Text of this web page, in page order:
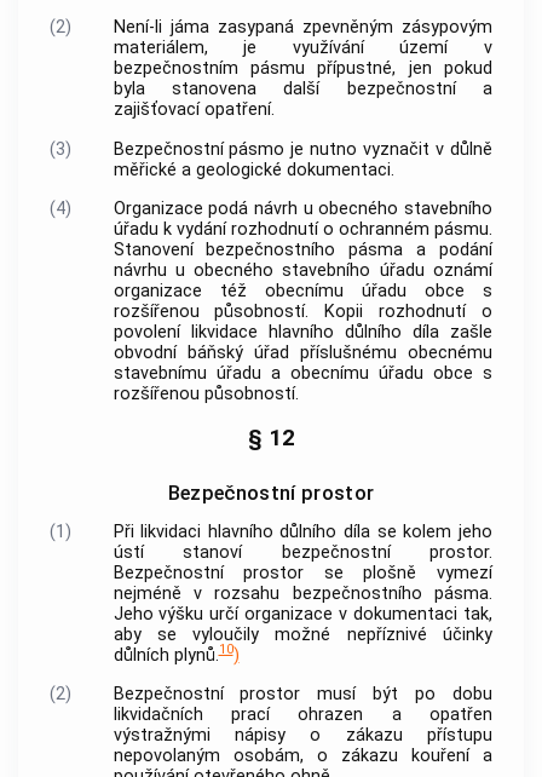
(2)
Není-li jáma zasypaná zpevněným zásypovým
materiálem, je využívání území v
bezpečnostním pásmu přípustné, jen pokud
byla stanovena další bezpečnostní a
zajišťovací opatření.
(3)
Bezpečnostní pásmo je nutno vyznačit v důlně
měřické a geologické dokumentaci.
(4)
Organizace podá návrh u obecného stavebního
úřadu k vydání rozhodnutí o ochranném pásmu.
Stanovení bezpečnostního pásma a podání
návrhu u obecného stavebního úřadu oznámí
organizace též obecnímu úřadu obce s
rozšířenou působností. Kopii rozhodnutí o
povolení likvidace hlavního důlního díla zašle
obvodní báňský úřad příslušnému obecnému
stavebnímu úřadu a obecnímu úřadu obce s
rozšířenou působností.
§ 12
Bezpečnostní prostor
(1)
Při likvidaci hlavního důlního díla se kolem jeho
ústí stanoví bezpečnostní prostor.
Bezpečnostní prostor se plošně vymezí
nejméně v rozsahu bezpečnostního pásma.
Jeho výšku určí organizace v dokumentaci tak,
aby se vyloučily možné nepříznivé účinky
důlních plynů.10)
(2)
Bezpečnostní prostor musí být po dobu
likvidačních prací ohrazen a opatřen
výstražnými nápisy o zákazu přístupu
nepovolaným osobám, o zákazu kouření a